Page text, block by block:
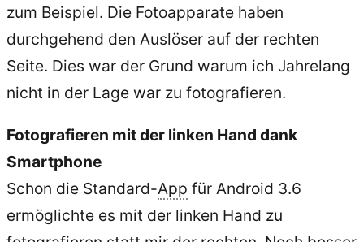
zum Beispiel. Die Fotoapparate haben
durchgehend den Auslöser auf der rechten
Seite. Dies war der Grund warum ich Jahrelang
nicht in der Lage war zu fotografieren.
Fotografieren mit der linken Hand dank
Smartphone
Schon die Standard-App für Android 3.6
ermöglichte es mit der linken Hand zu